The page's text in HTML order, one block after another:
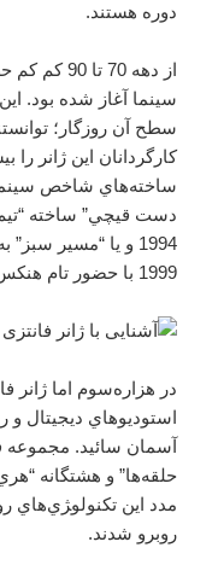
دوره هستند.
از دهه 70
سينما آغاز شده بود.
سطح آن روزگار؛
كارگردانان اين ژانر را
دست قيچي” ساخته
1994 و يا “مسير
1999 با حضور تام هنكس؛ واقعا جان تازه‌اي به اين ژانر دادند.
در هزاره‌سوم اما ژانر
استوديوهاي ديجيتال و
آسمان سائيد. مجموعه
حلقه‌ها” و هشتگانه
مدد اين تكنولو‍ژي‌هاي
روبرو شدند.